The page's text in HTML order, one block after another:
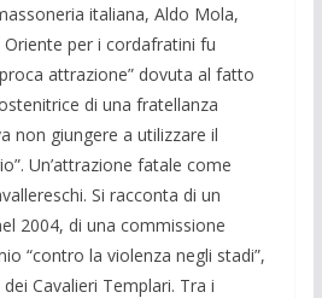
italiana, Aldo Mola,
Oriente per i cordafratini fu
attrazione” dovuta al fatto
di una fratellanza
non giungere a utilizzare il
Un’attrazione fatale come
Si racconta di un
2004, di una commissione
“contro la violenza negli stadi”,
Cavalieri Templari. Tra i